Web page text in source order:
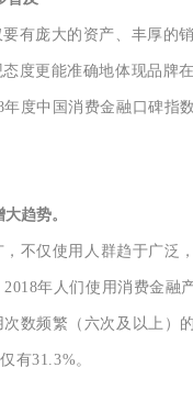
有庞大的资产、丰厚的
度更能准确地体现品牌
度中国消费金融口碑指
趋势。
不仅使用人群趋于广泛
年人们使用消费金融
数频繁（六次及以上）
有31.3%。